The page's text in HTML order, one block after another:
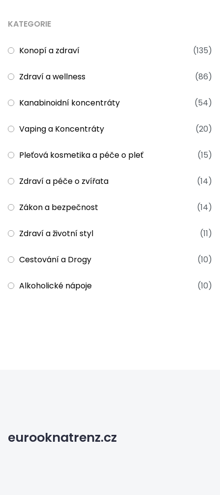
KATEGORIE
Konopí a zdraví (135)
Zdraví a wellness (86)
Kanabinoidní koncentráty (54)
Vaping a Koncentráty (20)
Pleťová kosmetika a péče o pleť (15)
Zdraví a péče o zvířata (14)
Zákon a bezpečnost (14)
Zdraví a životní styl (11)
Cestování a Drogy (10)
Alkoholické nápoje (10)
eurooknatrenz.cz